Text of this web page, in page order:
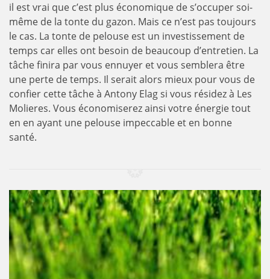
il est vrai que c’est plus économique de s’occuper soi-
même de la tonte du gazon. Mais ce n’est pas toujours
le cas. La tonte de pelouse est un investissement de
temps car elles ont besoin de beaucoup d’entretien. La
tâche finira par vous ennuyer et vous semblera être
une perte de temps. Il serait alors mieux pour vous de
confier cette tâche à Antony Elag si vous résidez à Les
Molieres. Vous économiserez ainsi votre énergie tout
en en ayant une pelouse impeccable et en bonne
santé.